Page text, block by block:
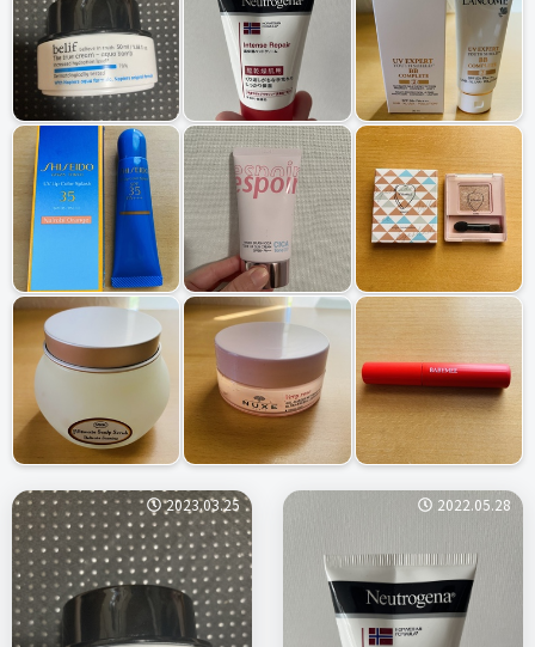
2023.03.25 2022.05.28